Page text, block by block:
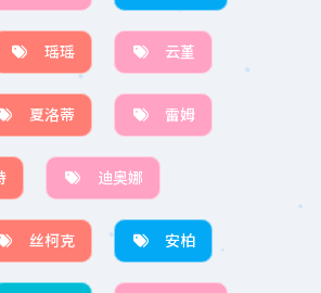
瑶瑶 云堇
夏洛蒂 雷姆
迪奥娜
丝柯克 安柏